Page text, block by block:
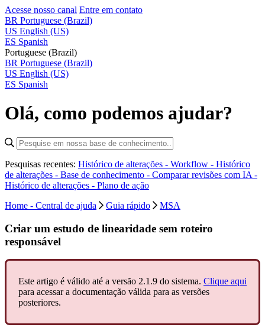
Acesse nosso canal Entre em contato
BR Portuguese (Brazil)
US English (US)
ES Spanish
Portuguese (Brazil)
BR Portuguese (Brazil)
US English (US)
ES Spanish
Olá, como podemos ajudar?
Pesquisas recentes: Histórico de alterações - Workflow - Histórico
de alterações - Base de conhecimento - Comparar revisões com IA -
Histórico de alterações - Plano de ação
Home - Central de ajuda
Guia rápido MSA
Criar um estudo de linearidade sem roteiro
responsável
Este artigo é válido até a versão 2.1.9 do sistema. Clique aqui
para acessar a documentação válida para as versões
posteriores.